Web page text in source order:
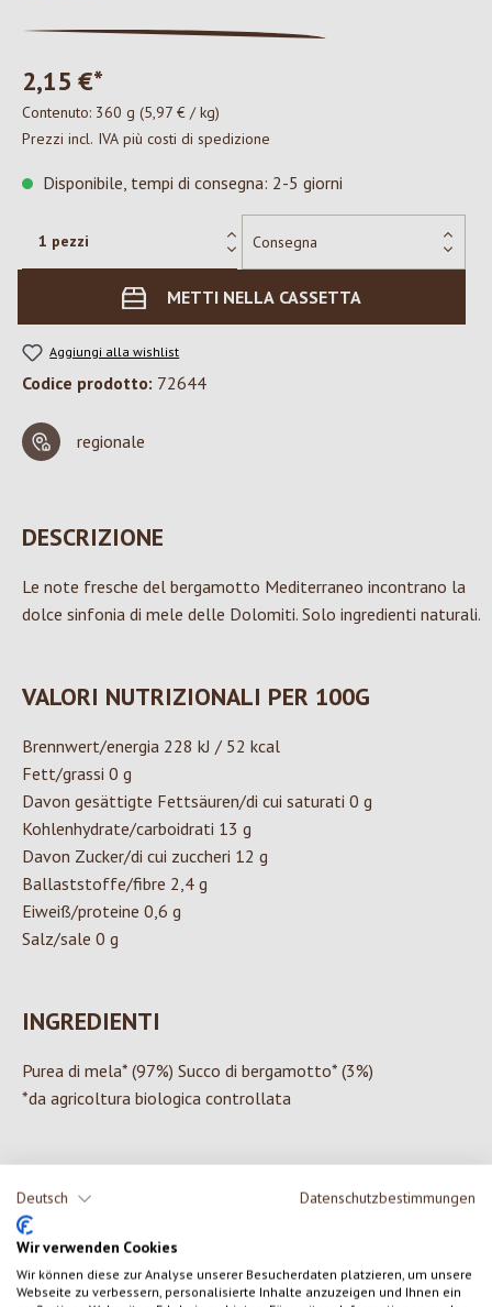
Deutsch Datenschutzbestimmungen
Wir verwenden Cookies
Wir können diese zur Analyse unserer Besucherdaten platzieren, um unsere
Webseite zu verbessern, personalisierte Inhalte anzuzeigen und Ihnen ein
2,15 €*
Contenuto: 360 g (5,97 € / kg)
Prezzi incl. IVA più costi di spedizione
Disponibile, tempi di consegna: 2-5 giorni
METTI NELLA CASSETTA
Aggiungi alla wishlist
Codice prodotto: 72644
regionale
DESCRIZIONE
Le note fresche del bergamotto Mediterraneo incontrano la
dolce sinfonia di mele delle Dolomiti. Solo ingredienti naturali.
VALORI NUTRIZIONALI PER 100G
Brennwert/energia 228 kJ / 52 kcal
Fett/grassi 0 g
Davon gesättigte Fettsäuren/di cui saturati 0 g
Kohlenhydrate/carboidrati 13 g
Davon Zucker/di cui zuccheri 12 g
Ballaststoffe/fibre 2,4 g
Eiweiß/proteine 0,6 g
Salz/sale 0 g
INGREDIENTI
Purea di mela* (97%) Succo di bergamotto* (3%)
*da agricoltura biologica controllata
0 di 0 valutazioni
Valutazione media di 0 su 5 stelle
Formula una valutazione!